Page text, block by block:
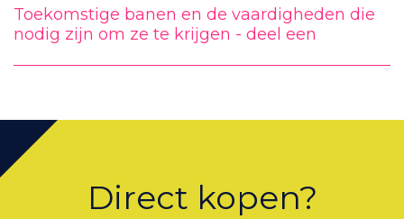
Toekomstige banen en de vaardigheden die
nodig zijn om ze te krijgen - deel een
Direct kopen?